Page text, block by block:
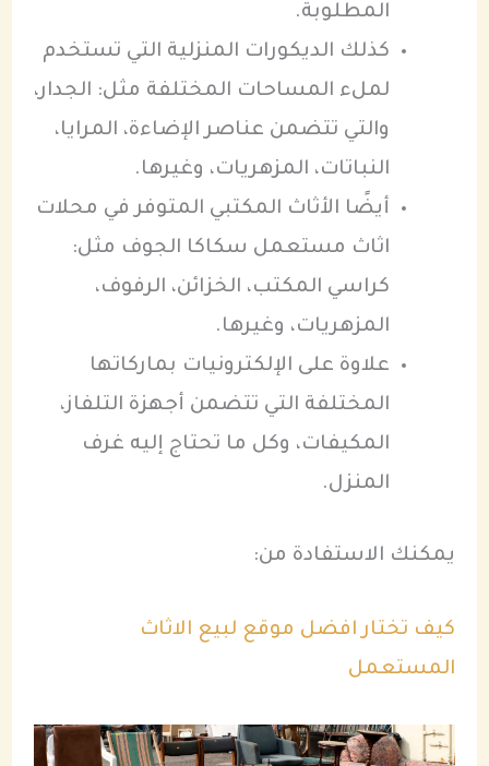
المطلوبة.
كذلك الديكورات المنزلية التي تستخدم
لملء المساحات المختلفة مثل: الجدار،
والتي تتضمن عناصر الإضاءة، المرايا،
النباتات، المزهريات، وغيرها.
أيضًا الأثاث المكتبي المتوفر في محلات
اثاث مستعمل سكاكا الجوف مثل:
كراسي المكتب، الخزائن، الرفوف،
المزهريات، وغيرها.
علاوة على الإلكترونيات بماركاتها
المختلفة التي تتضمن أجهزة التلفاز،
المكيفات، وكل ما تحتاج إليه غرف
المنزل.
يمكنك الاستفادة من:
كيف تختار افضل موقع لبيع الاثاث
المستعمل